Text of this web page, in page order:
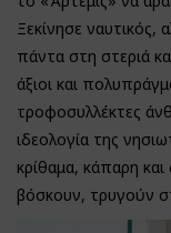
Ξεκίνησε ναυτικός,
πάντα στη στεριά
άξιοι και
τροφοσυλλέκτες
ιδεολογία της
κρίθαμα, κάπαρη
βόσκουν, τρυγούν